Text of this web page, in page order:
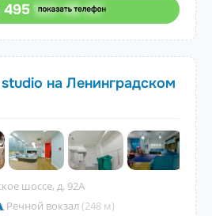
495 123-45-67
на Ленинградском
шоссе, д. 92А
Речной вокзал (248 м)